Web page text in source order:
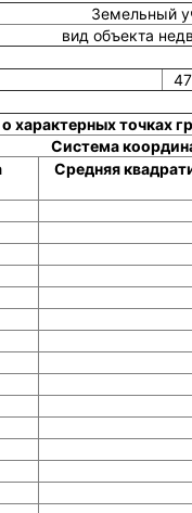
Земельный
вид объекта
характерных точках
Система
Средняя